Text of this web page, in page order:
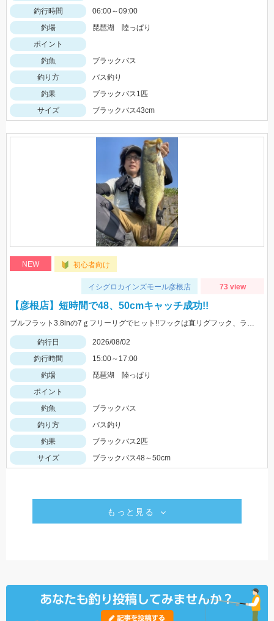
釣行時間
06:00～09:00
釣場
琵琶湖 陸っぱり
ポイント
釣魚
ブラックバス
釣り方
バス釣り
釣果
ブラックバス1匹
サイズ
ブラックバス43cm
NEW 初心者向け
イシグロカインズモール彦根店 73 view
【彦根店】短時間で48、50cmキャッチ成功!!
ブルフラット3.8inの7ｇフリーリグでヒット!!フックは直リグフック、ラインはツリノフロロがオススメです!!カバー撃ちが熱い時期になってきましたよ♪
釣行日
2026/08/02
釣行時間
15:00～17:00
釣場
琵琶湖 陸っぱり
ポイント
釣魚
ブラックバス
釣り方
バス釣り
釣果
ブラックバス2匹
サイズ
ブラックバス48～50cm
もっと見る